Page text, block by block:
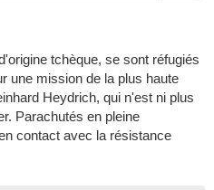
tchèque, se sont réfugiés
une mission de la plus haute
Heydrich, qui n'est ni plus
Parachutés en pleine
contact avec la résistance